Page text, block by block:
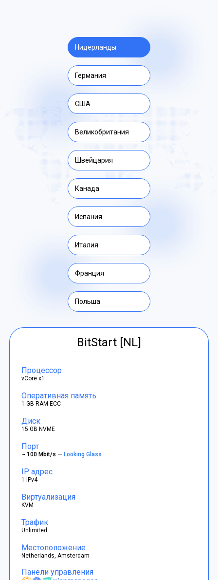
Нидерланды
Германия
США
Великобритания
Швейцария
Канада
Испания
Италия
Франция
Польша
BitStart [NL]
Процессор
vCore x1
Оперативная память
1 GB RAM ECC
Диск
15 GB NVME
Порт
~ 100 Mbit/s —Looking Glass
IP адрес
1 IPv4
Виртуализация
KVM
Трафик
Unlimited
Местоположение
Netherlands, Amsterdam
Панели управления